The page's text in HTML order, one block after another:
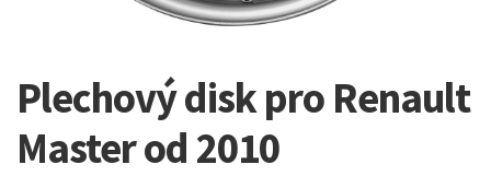
Plechový disk pro Renault
Master od 2010